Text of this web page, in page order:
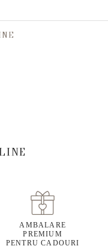
AMBALARE
PREMIUM
PENTRU CADOURI